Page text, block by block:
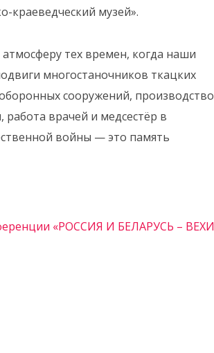
краеведческий музей».
тех времен, когда наши
многостаночников ткацких
сооружений, производство
врачей и медсестёр в
войны — это память
«РОССИЯ И БЕЛАРУСЬ – ВЕХИ